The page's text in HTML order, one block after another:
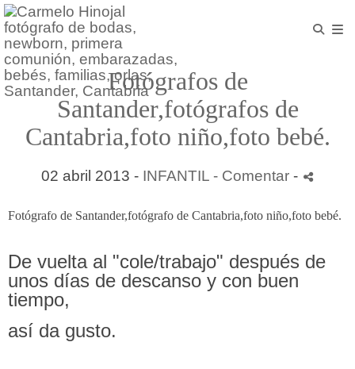
Fotógrafos de
Santander,fotógrafos de
Cantabria,foto niño,foto bebé.
02 abril 2013 - INFANTIL - Comentar -
Fotógrafo de Santander,fotógrafo de Cantabria,foto niño,foto bebé.
De vuelta al "cole/trabajo" después de
unos días de descanso y con buen
tiempo,
así da gusto.